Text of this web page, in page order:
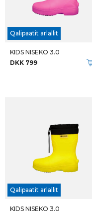
Qalipaatit arlallit
KIDS NISEKO 3.0
DKK 799
Qalipaatit arlallit
KIDS NISEKO 3.0